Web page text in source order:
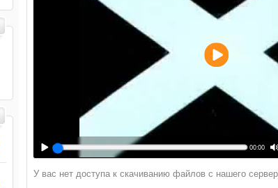
00:00
Воспроизвести
У вас нет доступа к скачиванию файлов с нашего